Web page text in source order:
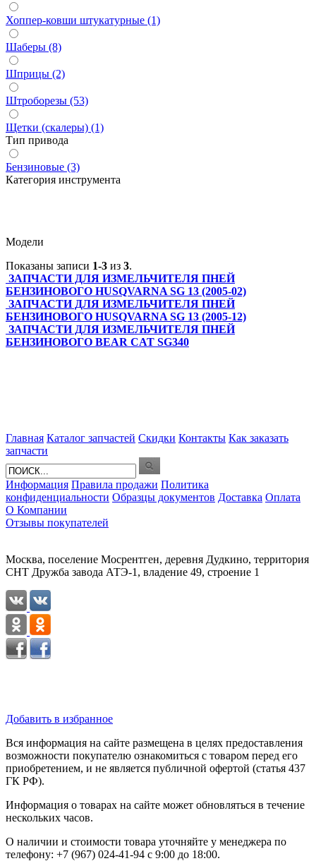
Хоппер-ковши штукатурные (1)
Шаберы (8)
Шприцы (2)
Штроборезы (53)
Щетки (скалеры) (1)
Тип привода
Бензиновые (3)
Категория инструмента
Модели
Показаны записи 1-3 из 3.
ЗАПЧАСТИ ДЛЯ ИЗМЕЛЬЧИТЕЛЯ ПНЕЙ
БЕНЗИНОВОГО HUSQVARNA SG 13 (2005-02)
ЗАПЧАСТИ ДЛЯ ИЗМЕЛЬЧИТЕЛЯ ПНЕЙ
БЕНЗИНОВОГО HUSQVARNA SG 13 (2005-12)
ЗАПЧАСТИ ДЛЯ ИЗМЕЛЬЧИТЕЛЯ ПНЕЙ
БЕНЗИНОВОГО BEAR CAT SG340
Главная Каталог запчастей Скидки Контакты Как заказать
запчасти
Информация Правила продажи Политика
конфиденциальности Образцы документов Доставка Оплата
О Компании
Отзывы покупателей
Москва, поселение Мосрентген, деревня Дудкино, территория
СНТ Дружба завода АТЭ-1, владение 49, строение 1
Добавить в избранное
Вся информация на сайте размещена в целях предоставления
возможности покупателю ознакомиться с товаром перед его
приобретением, и не является публичной офертой (статья 437
ГК РФ).
Информация о товарах на сайте может обновляться в течение
нескольких часов.
О наличии и стоимости товара уточняйте у менеджера по
телефону: +7 (967) 024-41-94 с 9:00 до 18:00.